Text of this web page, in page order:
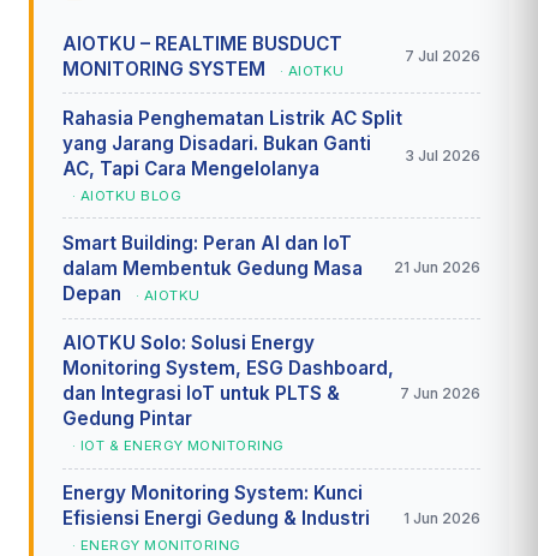
AIOTKU – REALTIME BUSDUCT
MONITORING SYSTEM
· AIOTKU
7 Jul 2026
Rahasia Penghematan Listrik AC Split
yang Jarang Disadari. Bukan Ganti
AC, Tapi Cara Mengelolanya
· AIOTKU BLOG
3 Jul 2026
Smart Building: Peran AI dan IoT
dalam Membentuk Gedung Masa
Depan
· AIOTKU
21 Jun 2026
AIOTKU Solo: Solusi Energy
Monitoring System, ESG Dashboard,
dan Integrasi IoT untuk PLTS &
Gedung Pintar
· IOT & ENERGY MONITORING
7 Jun 2026
Energy Monitoring System: Kunci
Efisiensi Energi Gedung & Industri
· ENERGY MONITORING
1 Jun 2026